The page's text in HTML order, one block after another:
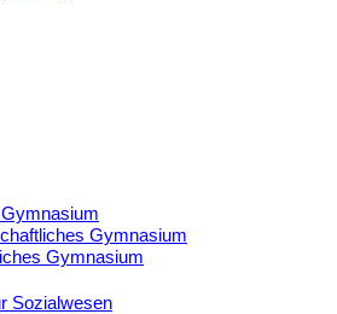
Gymnasium
Gymnasium
Sozialwesen